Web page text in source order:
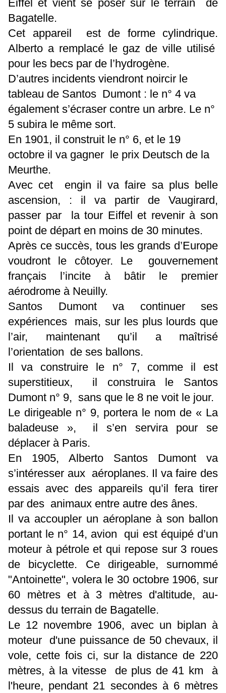
Eiffel et vient se poser sur le terrain de
Bagatelle.
Cet appareil est de forme cylindrique.
Alberto a remplacé le gaz de ville utilisé
pour les becs par de l’hydrogène.
D’autres incidents viendront noircir le
tableau de Santos Dumont : le n° 4 va
également s’écraser contre un arbre. Le n°
5 subira le même sort.
En 1901, il construit le n° 6, et le 19
octobre il va gagner le prix Deutsch de la
Meurthe.
Avec cet engin il va faire sa plus belle
ascension, : il va partir de Vaugirard,
passer par la tour Eiffel et revenir à son
point de départ en moins de 30 minutes.
Après ce succès, tous les grands d’Europe
voudront le côtoyer. Le gouvernement
français l’incite à bâtir le premier
aérodrome à Neuilly.
Santos Dumont va continuer ses
expériences mais, sur les plus lourds que
l’air, maintenant qu’il a maîtrisé
l’orientation de ses ballons.
Il va construire le n° 7, comme il est
superstitieux, il construira le Santos
Dumont n° 9, sans que le 8 ne voit le jour.
Le dirigeable n° 9, portera le nom de « La
baladeuse », il s’en servira pour se
déplacer à Paris.
En 1905, Alberto Santos Dumont va
s’intéresser aux aéroplanes. Il va faire des
essais avec des appareils qu’il fera tirer
par des animaux entre autre des ânes.
Il va accoupler un aéroplane à son ballon
portant le n° 14, avion qui est équipé d’un
moteur à pétrole et qui repose sur 3 roues
de bicyclette. Ce dirigeable, surnommé
"Antoinette", volera le 30 octobre 1906, sur
60 mètres et à 3 mètres d'altitude, au-
dessus du terrain de Bagatelle.
Le 12 novembre 1906, avec un biplan à
moteur d'une puissance de 50 chevaux, il
vole, cette fois ci, sur la distance de 220
mètres, à la vitesse de plus de 41 km à
l'heure, pendant 21 secondes à 6 mètres